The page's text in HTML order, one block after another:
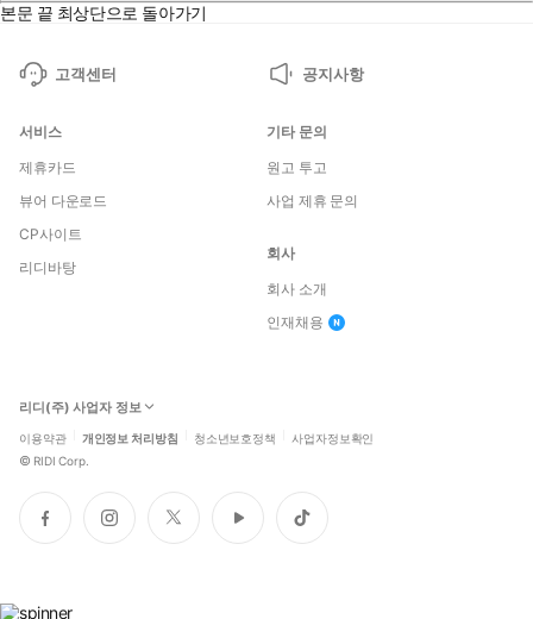
본문 끝 최상단으로 돌아가기
고객센터 공지사항
서비스
제휴카드
뷰어 다운로드
CP사이트
리디바탕
기타 문의
원고 투고
사업 제휴 문의
회사
회사 소개
인재채용
리디(주) 사업자 정보
이용약관 개인정보 처리방침 청소년보호정책 사업자정보확인
© RIDI Corp.
페
이
인
스
트
위
유
튜
틱
톡